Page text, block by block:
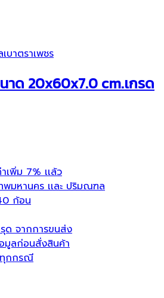
บาตราเพชร
าด 20x60x7.0 cm.เกรด
เพิ่ม 7% เเล้ว
พมหานคร เเละ ปริมณฑล
ก้อน
ด จากการขนส่ง
มูลก่อนสั่งสินค้า
ทุกกรณี